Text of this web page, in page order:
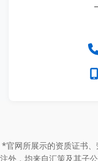
*官网所展示的资质证书
注外，均来自汇策及其子